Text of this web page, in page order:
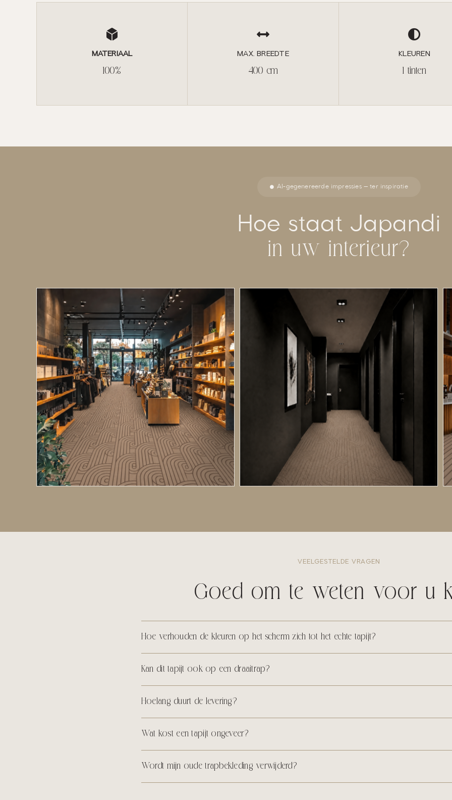
MATERIAAL
100%
MAX. BREEDTE
400 cm
KLEUREN
1 tinten
AI-gegenereerde impressies — ter inspiratie
Hoe staat Japandi
in uw interieur?
VEELGESTELDE VRAGEN
Goed om te weten voor u
Hoe verhouden de kleuren op het scherm zich tot het echte tapijt?
Kan dit tapijt ook op een draaitrap?
Hoelang duurt de levering?
Wat kost een tapijt ongeveer?
Wordt mijn oude trapbekleding verwijderd?